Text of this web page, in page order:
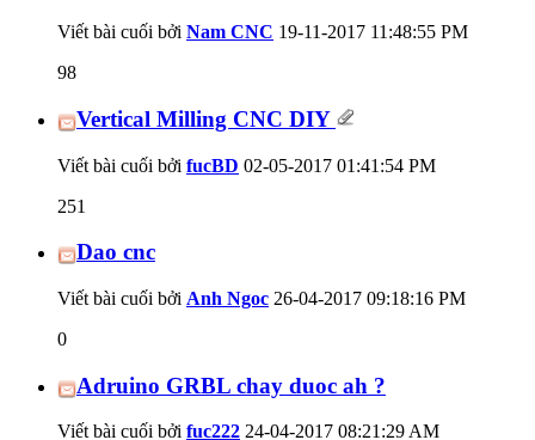
Viết bài cuối bởi Nam CNC 19-11-2017 11:48:55 PM
98
Vertical Milling CNC DIY
Viết bài cuối bởi fucBD 02-05-2017 01:41:54 PM
251
Dao cnc
Viết bài cuối bởi Anh Ngoc 26-04-2017 09:18:16 PM
0
Adruino GRBL chay duoc ah ?
Viết bài cuối bởi fuc222 24-04-2017 08:21:29 AM